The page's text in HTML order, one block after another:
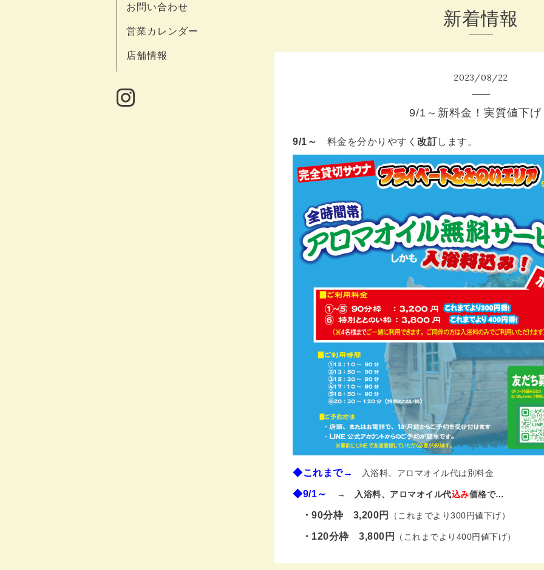
お問い合わせ
営業カレンダー
店舗情報
新着情報
2023/08/22
9/1～新料金！実質値下げ
9/1～ 料金を分かりやすく 改訂します。
◆これまで→ 入浴料、アロマオイル代は別料金
◆9/1～ → 入浴料、アロマオイル代込み価格で…
・90分枠 3,200円 （これまでより300円値下げ）
・120分枠 3,800円 （これまでより400円値下げ）